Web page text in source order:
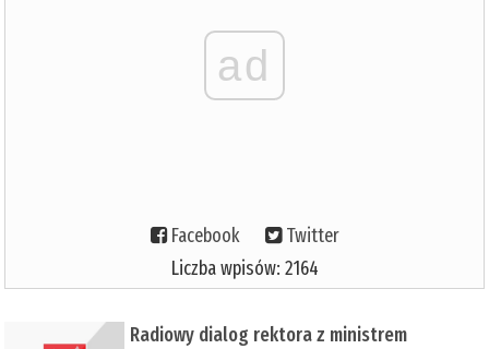
ad
Facebook
Twitter
Liczba wpisów: 2164
​Radiowy dialog rektora z ministrem